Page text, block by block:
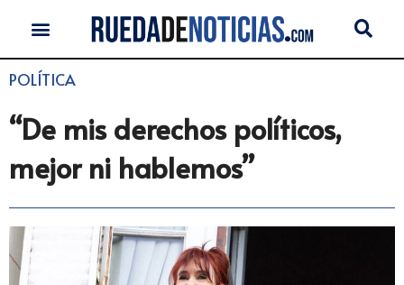
POLÍTICA
“De mis derechos políticos,
mejor ni hablemos”